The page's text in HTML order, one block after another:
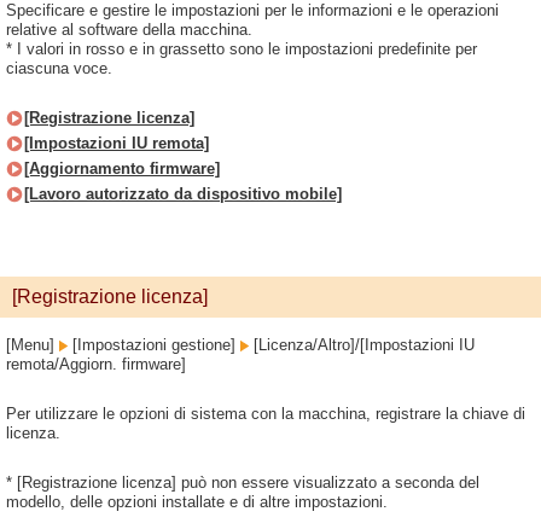
Specificare e gestire le impostazioni per le informazioni e le operazioni
relative al software della macchina.
* I valori in rosso e in grassetto sono le impostazioni predefinite per
ciascuna voce.
[Registrazione licenza]
[Impostazioni IU remota]
[Aggiornamento firmware]
[Lavoro autorizzato da dispositivo mobile]
[Registrazione licenza]
[Menu] [Impostazioni gestione]
[Licenza/Altro]/[Impostazioni IU
remota/Aggiorn. firmware]
Per utilizzare le opzioni di sistema con la macchina, registrare la chiave di
licenza.
* [Registrazione licenza] può non essere visualizzato a seconda del
modello, delle opzioni installate e di altre impostazioni.